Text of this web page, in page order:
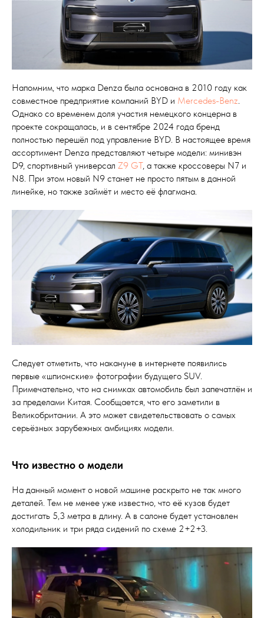
Напомним, что марка Denza была основана в 2010 году как
совместное предприятие компаний BYD и Mercedes-Benz.
Однако со временем доля участия немецкого концерна в
проекте сокращалась, и в сентябре 2024 года бренд
полностью перешёл под управление BYD. В настоящее время
ассортимент Denza представляют четыре модели: минивэн
D9, спортивный универсал Z9 GT, а также кроссоверы N7 и
N8. При этом новый N9 станет не просто пятым в данной
линейке, но также займёт и место её флагмана.
Следует отметить, что накануне в интернете появились
первые «шпионские» фотографии будущего SUV.
Примечательно, что на снимках автомобиль был запечатлён и
за пределами Китая. Сообщается, что его заметили в
Великобритании. А это может свидетельствовать о самых
серьёзных зарубежных амбициях модели.
Что известно о модели
На данный момент о новой машине раскрыто не так много
деталей. Тем не менее уже известно, что её кузов будет
достигать 5,3 метра в длину. А в салоне будет установлен
холодильник и три ряда сидений по схеме 2+2+3.